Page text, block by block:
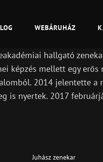
WEBÁRUHÁZ
hallgató
képzés mellett egy
2014 jelentette
nyertek. 2017
Juhász zenekar